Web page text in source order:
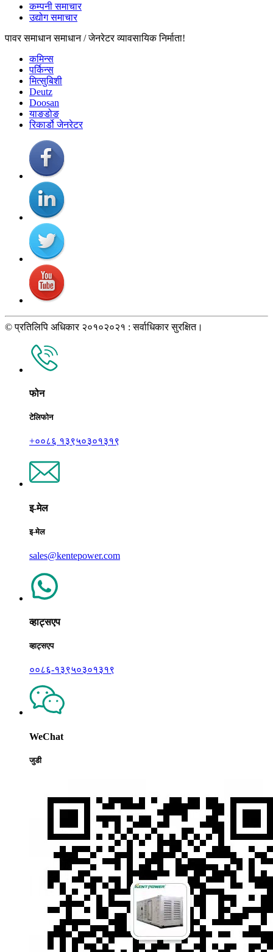
कम्पनी समाचार
उद्योग समाचार
पावर समाधान समाधान / जेनरेटर व्यावसायिक निर्माता!
कमिन्स
पर्किन्स
मित्सुबिशी
Deutz
Doosan
याङडोङ
रिकार्डो जेनरेटर
© प्रतिलिपि अधिकार २०१०२०२१ : सर्वाधिकार सुरक्षित।
फोन
टेलिफोन
+००८६ १३९५०३०१३१९
इ-मेल
इ-मेल
sales@kentepower.com
व्हाट्सएप
व्हाट्सएप
००८६-१३९५०३०१३१९
WeChat
जुडी